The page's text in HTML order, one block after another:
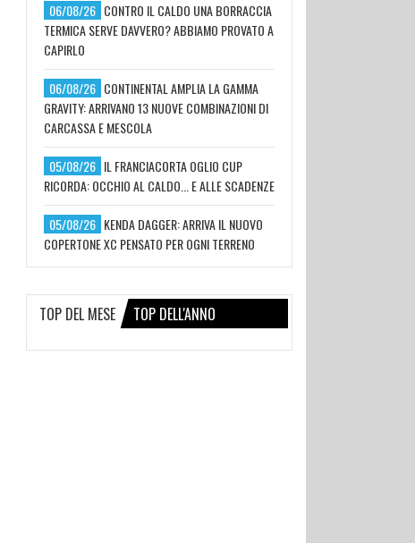
06/08/26 CONTRO IL CALDO UNA BORRACCIA
TERMICA SERVE DAVVERO? ABBIAMO PROVATO A
CAPIRLO
06/08/26 CONTINENTAL AMPLIA LA GAMMA
GRAVITY: ARRIVANO 13 NUOVE COMBINAZIONI DI
CARCASSA E MESCOLA
05/08/26 IL FRANCIACORTA OGLIO CUP
RICORDA: OCCHIO AL CALDO... E ALLE SCADENZE
05/08/26 KENDA DAGGER: ARRIVA IL NUOVO
COPERTONE XC PENSATO PER OGNI TERRENO
TOP DEL MESE TOP DELL'ANNO